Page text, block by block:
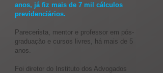
anos, já fiz mais de 7 mil cálculos
previdenciários.
Parecerista, mentor e professor em pós-
graduação e cursos livres, há mais de 5
anos.
Foi diretor do Instituto dos Advogados